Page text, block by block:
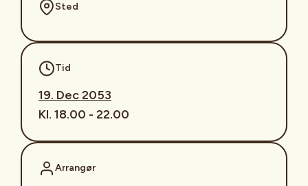
Sted
Tid
19. Dec 2053
Kl. 18.00 - 22.00
Arrangør